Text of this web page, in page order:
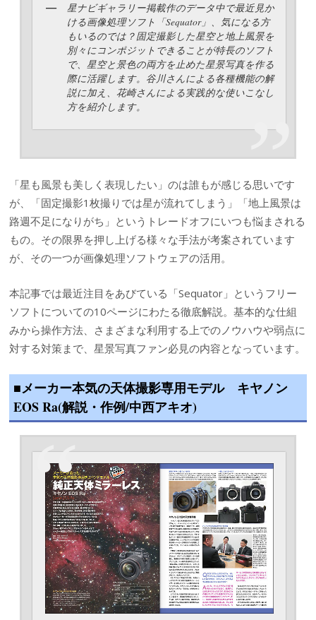
星ナビギャラリー掲載作のデータ中で最近見か
ける画像処理ソフト「Sequator」、気になる方
もいるのでは？固定撮影した星空と地上風景を
別々にコンポジットできることが特長のソフト
で、星空と景色の両方を止めた星景写真を作る
際に活躍します。谷川さんによる各種機能の解
説に加え、花崎さんによる実践的な使いこなし
方を紹介します。
「星も風景も美しく表現したい」のは誰もが感じる思いです
が、「固定撮影1枚撮りでは星が流れてしまう」「地上風景は
路週不足になりがち」というトレードオフにいつも悩まされる
もの。その限界を押し上げる様々な手法が考案されています
が、その一つが画像処理ソフトウェアの活用。
本記事では最近注目をあびている「Sequator」というフリー
ソフトについての10ページにわたる徹底解説。基本的な仕組
みから操作方法、さまざまな利用する上でのノウハウや弱点に
対する対策まで、星景写真ファン必見の内容となっています。
■メーカー本気の天体撮影専用モデル キヤノン
EOS Ra(解説・作例/中西アキオ)